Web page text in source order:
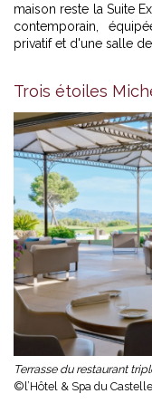
maison reste la Suite
contemporain,
privatif et d'une salle
Trois étoiles
Terrasse du restaurant
©l’Hôtel & Spa du